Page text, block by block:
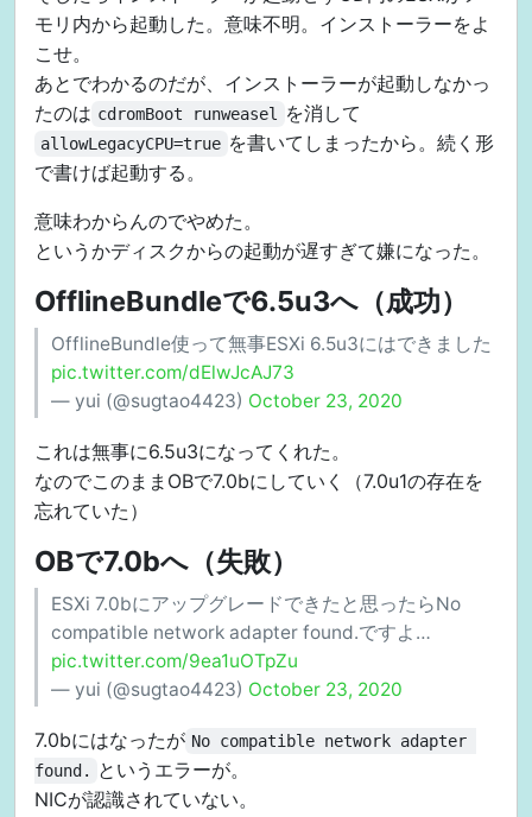
モリ内から起動した。意味不明。インストーラーをよ
こせ。
あとでわかるのだが、インストーラーが起動しなかっ
たのは cdromBoot runweasel を消して
allowLegacyCPU=true を書いてしまったから。続く形
で書けば起動する。
意味わからんのでやめた。
というかディスクからの起動が遅すぎて嫌になった。
OfflineBundleで6.5u3へ（成功）
OfflineBundle使って無事ESXi 6.5u3にはできました
pic.twitter.com/dElwJcAJ73
— yui (@sugtao4423) October 23, 2020
これは無事に6.5u3になってくれた。
なのでこのままOBで7.0bにしていく（7.0u1の存在を
忘れていた）
OBで7.0bへ（失敗）
ESXi 7.0bにアップグレードできたと思ったらNo
compatible network adapter found.ですよ…
pic.twitter.com/9ea1uOTpZu
— yui (@sugtao4423) October 23, 2020
7.0bにはなったが No compatible network adapter
found.
というエラーが。
NICが認識されていない。